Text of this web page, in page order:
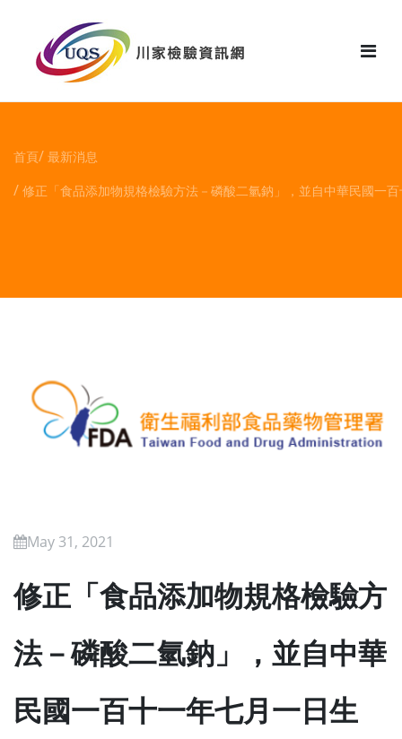
首頁 最新消息
修正「食品添加物規格檢驗方法－磷酸二氫鈉」，並自中華民國一
May 31, 2021
修正「食品添加物規格檢驗方
法－磷酸二氫鈉」，並自中華
民國一百十一年七月一日生